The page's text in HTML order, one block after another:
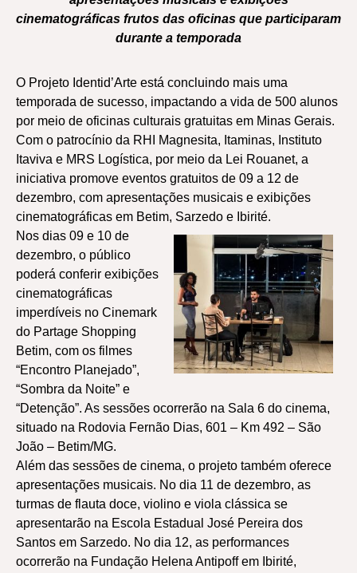
cinematográficas frutos das oficinas que participaram
durante a temporada
O Projeto Identid’Arte está concluindo mais uma
temporada de sucesso, impactando a vida de 500 alunos
por meio de oficinas culturais gratuitas em Minas Gerais.
Com o patrocínio da RHI Magnesita, Itaminas, Instituto
Itaviva e MRS Logística, por meio da Lei Rouanet, a
iniciativa promove eventos gratuitos de 09 a 12 de
dezembro, com apresentações musicais e exibições
cinematográficas em Betim, Sarzedo e Ibirité.
Nos dias 09 e 10 de
dezembro, o público
poderá conferir exibições
cinematográficas
imperdíveis no Cinemark
do Partage Shopping
Betim, com os filmes
“Encontro Planejado”,
“Sombra da Noite” e
“Detenção”. As sessões ocorrerão na Sala 6 do cinema,
situado na Rodovia Fernão Dias, 601 – Km 492 – São
João – Betim/MG.
Além das sessões de cinema, o projeto também oferece
apresentações musicais. No dia 11 de dezembro, as
turmas de flauta doce, violino e viola clássica se
apresentarão na Escola Estadual José Pereira dos
Santos em Sarzedo. No dia 12, as performances
ocorrerão na Fundação Helena Antipoff em Ibirité,